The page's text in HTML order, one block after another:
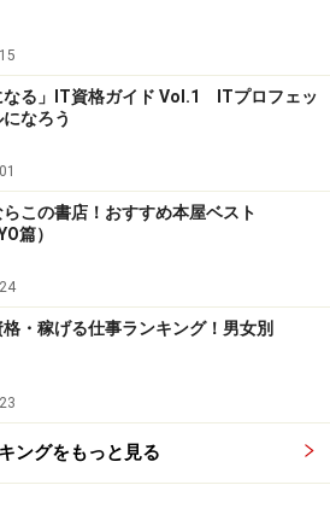
なる」IT資格ガイド Vol.1 ITプロフェッ
なろう
この書店！おすすめ本屋ベスト
篇）
・稼げる仕事ランキング！男女別
ングをもっと見る